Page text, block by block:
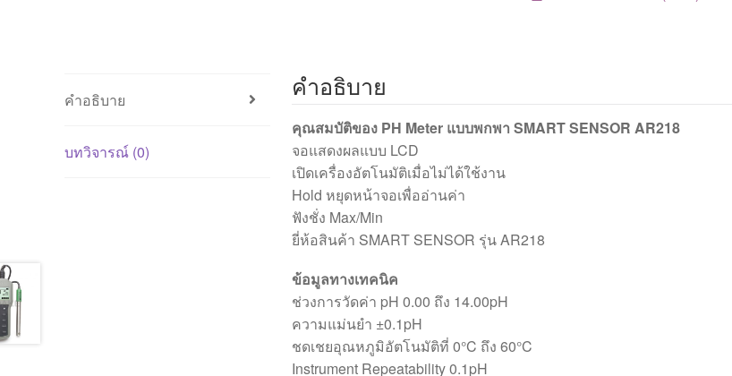
คำอธิบาย
บทวิจารณ์ (0)
คำอธิบาย
คุณสมบัติของ PH Meter แบบพกพา SMART SENSOR AR218
จอแสดงผลแบบ LCD
เปิดเครื่องอัตโนมัติเมื่อไม่ได้ใช้งาน
Hold หยุดหน้าจอเพื่ออ่านค่า
ฟังชั่ง Max/Min
ยี่ห้อสินค้า SMART SENSOR รุ่น AR218
ข้อมูลทางเทคนิค
ช่วงการวัดค่า pH 0.00 ถึง 14.00pH
ความแม่นยำ ±0.1pH
ชดเชยอุณหภูมิอัตโนมัติที่ 0°C ถึง 60°C
Instrument Repeatability 0.1pH